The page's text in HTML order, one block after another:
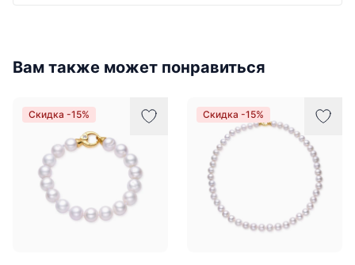
Вам также может понравиться
Скидка -15% Скидка -15%